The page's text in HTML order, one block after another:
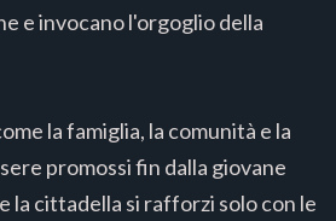
e invocano l'orgoglio della
la famiglia, la comunità e la
promossi fin dalla giovane
la cittadella si rafforzi solo con le